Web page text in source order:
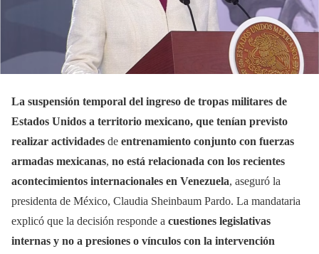
La suspensión temporal del ingreso de tropas militares de
Estados Unidos a territorio mexicano, que tenían previsto
realizar actividades de entrenamiento conjunto con fuerzas
armadas mexicanas, no está relacionada con los recientes
acontecimientos internacionales en Venezuela, aseguró la
presidenta de México, Claudia Sheinbaum Pardo. La mandataria
explicó que la decisión responde a cuestiones legislativas
internas y no a presiones o vínculos con la intervención